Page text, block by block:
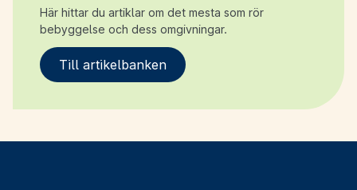
Här hittar du artiklar om det mesta som rör
bebyggelse och dess omgivningar.
Till artikelbanken